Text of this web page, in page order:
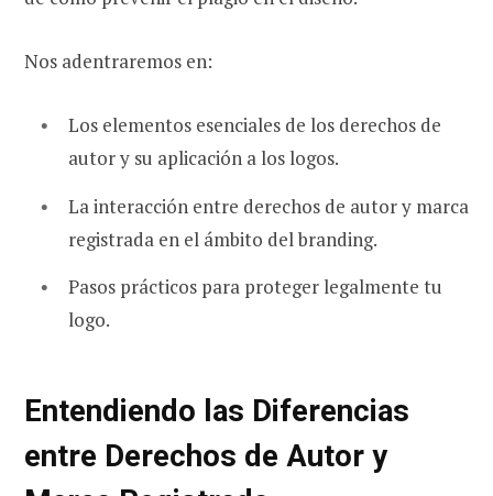
Nos adentraremos en:
Los elementos esenciales de los derechos de
autor y su aplicación a los logos.
La interacción entre derechos de autor y marca
registrada en el ámbito del branding.
Pasos prácticos para proteger legalmente tu
logo.
Entendiendo las Diferencias
entre Derechos de Autor y